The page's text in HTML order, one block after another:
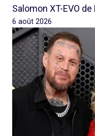
Salomon XT-EVO de
6 août 2026